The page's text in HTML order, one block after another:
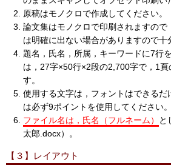
原稿はモノクロで作成してください。
論文集はモノクロで印刷されますので
は明確に出ない場合がありますので十
題名，氏名，所属，キーワードに7行
は，27字×50行×2段の2,700字で，1頁
す。
使用する文字は，フォントはできる
は必ず9ポイントを使用してください。
ファイル名は，氏名（フルネーム）
と
太郎.docx）。
【３】レイアウト